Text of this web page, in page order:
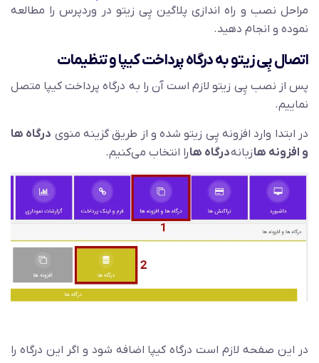
مراحل نصب و راه اندازی پلاگین پِی زیتو در وردپرس را مطالعه
نموده و انجام دهید.
اتصال پِی زیتو به درگاه پرداخت کیپا و تنظیمات
پس از نصب پِی زیتو لازم است آن را به درگاه پرداخت کیپا متصل
نماییم.
در ابتدا وارد افزونه پِی زیتو شده و از طریق گزینه منوی درگاه ها
و افزونه هازبانهدرگاه هارا انتخاب می‌کنیم.
در این صفحه لازم است درگاه کیپا اضافه شود و اگر این درگاه را